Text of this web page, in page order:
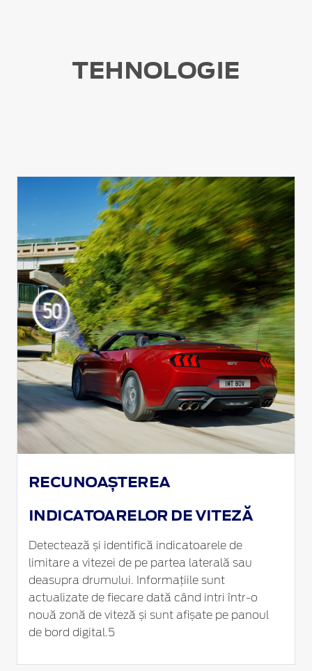
TEHNOLOGIE
RECUNOAȘTEREA
INDICATOARELOR DE VITEZĂ
Detectează și identifică indicatoarele de
limitare a vitezei de pe partea laterală sau
deasupra drumului. Informațiile sunt
actualizate de fiecare dată când intri într-o
nouă zonă de viteză și sunt afișate pe panoul
de bord digital.5